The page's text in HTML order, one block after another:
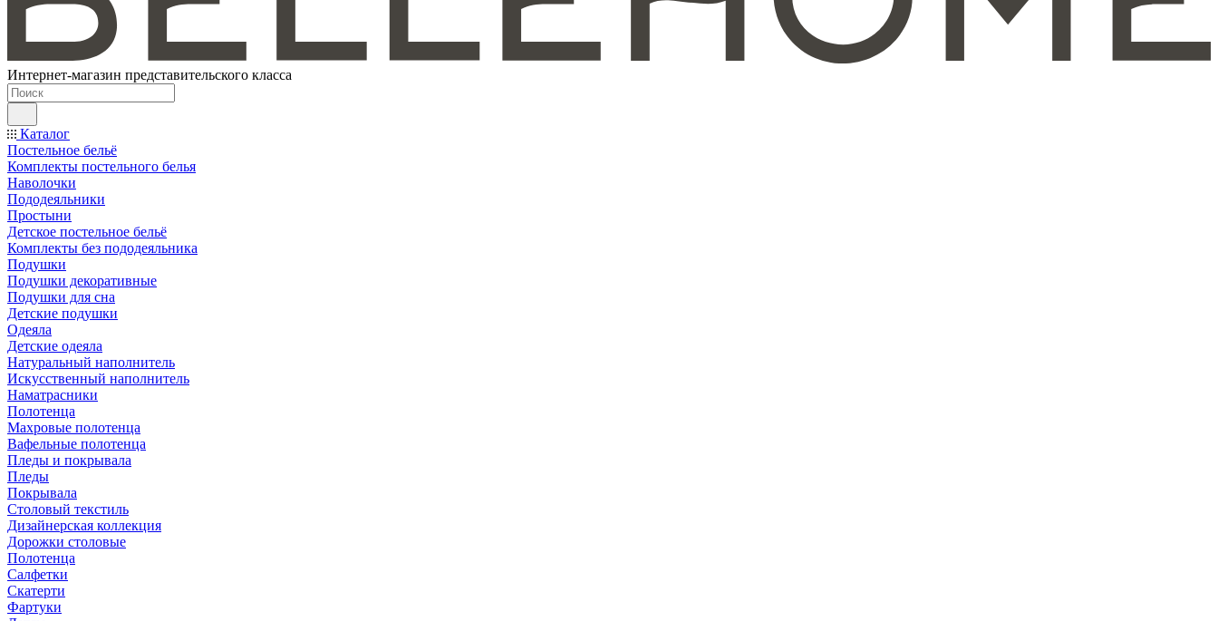
Интернет-магазин представительского класса
Каталог
Постельное бельё
Комплекты постельного белья
Наволочки
Пододеяльники
Простыни
Детское постельное бельё
Комплекты без пододеяльника
Подушки
Подушки декоративные
Подушки для сна
Детские подушки
Одеяла
Детские одеяла
Натуральный наполнитель
Искуcственный наполнитель
Наматрасники
Полотенца
Махровые полотенца
Вафельные полотенца
Пледы и покрывала
Пледы
Покрывала
Столовый текстиль
Дизайнерская коллекция
Дорожки столовые
Полотенца
Салфетки
Скатерти
Фартуки